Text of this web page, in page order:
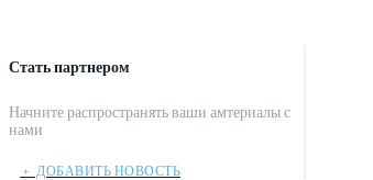
Стать партнером
Начните распространять ваши амтериалы с
нами
﹢ ДОБАВИТЬ НОВОСТЬ